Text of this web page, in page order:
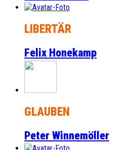
LIBERTÄR
Felix Honekamp
GLAUBEN
Peter Winnemöller